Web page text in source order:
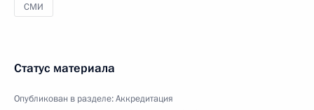
СМИ
Статус материала
Опубликован в разделе:Аккредитация